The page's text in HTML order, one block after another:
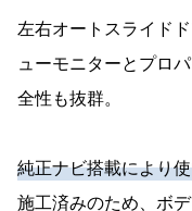
左右オートスライド
ューモニターとプロ
全性も抜群。
純正ナビ搭載により
施工済みのため、ボ